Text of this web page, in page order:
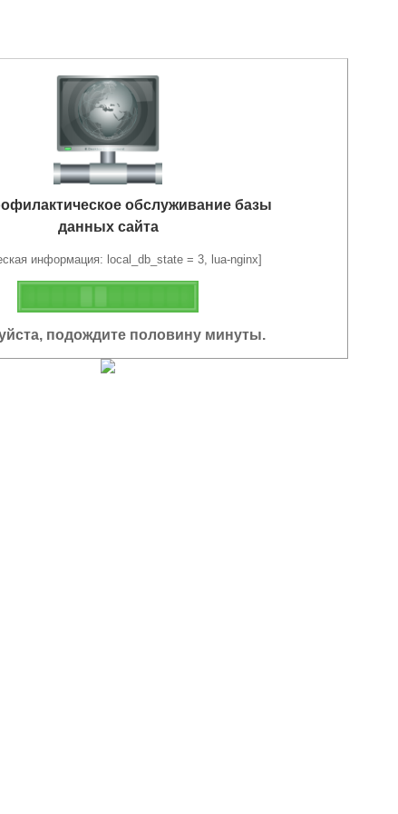
обслуживание базы
данных сайта
информация: local_db_state = 3, lua-nginx]
подождите половину минуты.